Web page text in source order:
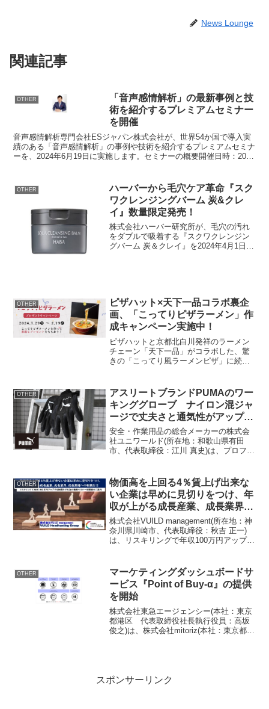
News Lounge
関連記事
OTHER
「音声感情解析」の最新事例と技
術を紹介するプレミアムセミナー
を開催
音声感情解析専門会社ESジャパン株式会社が、世界54か国で導入実
績のある「音声感情解析」の事例や技術を紹介するプレミアムセミナ
ーを、2024年6月19日に実施します。セミナーの概要開催日時：2024
OTHER
ハーバーから毛穴ケア革命『スク
ワクレンジングバーム 炭&クレ
イ』数量限定発売！
株式会社ハーバー研究所が、毛穴の汚れ
をダブルで吸着する『スクワクレンジン
グバーム 炭＆クレイ』を2024年4月1日よ
OTHER
ピザハット×天下一品コラボ裏企
画、「こってりピザラーメン」作
成キャンペーン実施中！
ピザハットと京都北白川発祥のラーメン
チェーン「天下一品」がコラボした、驚
きの「こってり風ラーメンピザ」に続
ャンペーンを開催中です。手軽に作れる
レシピで、家庭でもイタリア...
OTHER
アスリートブランドPUMAのワー
キンググローブ ナイロン混ジャ
ージで丈夫さと通気性がアップし
た新モデルが2024年4月に新発売
安全・作業用品の総合メーカーの株式会
社ユニワールド(所在地：和歌山県有田
市、代表取締役：江川 真史)は、プロフェ
PUMAのワーキンググローブをご提供し
ています。新発売のRa...
OTHER
物価高を上回る4％賃上げ出来な
い企業は早めに見切りをつけ、年
収が上がる成長産業、成長業界、
成長業種への転職を！！
株式会社VUILD management(所在地：神
奈川県川崎市、代表取締役：秋吉 正一)
は、リスキリングで年収100万円アップす
上げ来ない企業は早めに見切りをつけ...
OTHER
マーケティングダッシュボードサ
ービス『Point of Buy-α』の提供
を開始
株式会社東急エージェンシー(本社：東京
都港区 代表取締役社長執行役員：高坂
俊之)は、株式会社mitoriz(本社：東京都港
スポンサーリンク